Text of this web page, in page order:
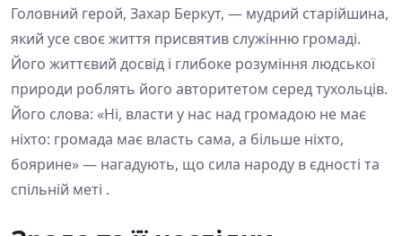
Головний герой, Захар Беркут, — мудрий старійшина,
який усе своє життя присвятив служінню громаді.
Його життєвий досвід і глибоке розуміння людської
природи роблять його авторитетом серед тухольців.
Його слова: «Ні, власти у нас над громадою не має
ніхто: громада має власть сама, а більше ніхто,
боярине» — нагадують, що сила народу в єдності та
спільній меті .